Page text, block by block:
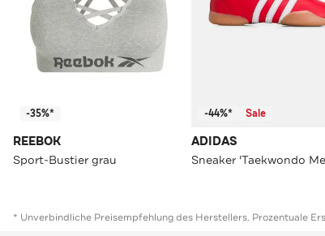
-35%*
REEBOK
Sport-Bustier grau
-44%* Sale
ADIDAS
Sneaker 'Taekwondo
* Unverbindliche Preisempfehlung des Herstellers. Prozentuale